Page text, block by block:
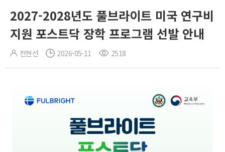
2027-2028년도 풀브라이트 미국 연구비
지원 포스트닥 장학 프로그램 선발 안내
전현선 2026-05-11 2518